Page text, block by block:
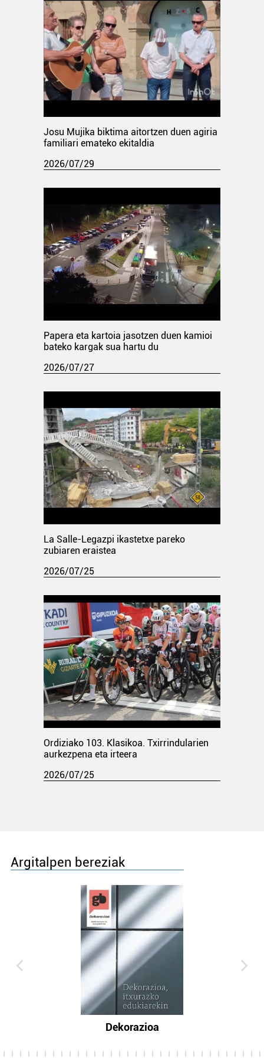
Josu Mujika biktima aitortzen duen agiria
familiari emateko ekitaldia
2026/07/29
Papera eta kartoia jasotzen duen kamioi
bateko kargak sua hartu du
2026/07/27
La Salle-Legazpi ikastetxe pareko
zubiaren eraistea
2026/07/25
Ordiziako 103. Klasikoa. Txirrindularien
aurkezpena eta irteera
2026/07/25
Argitalpen bereziak
Dekorazioa